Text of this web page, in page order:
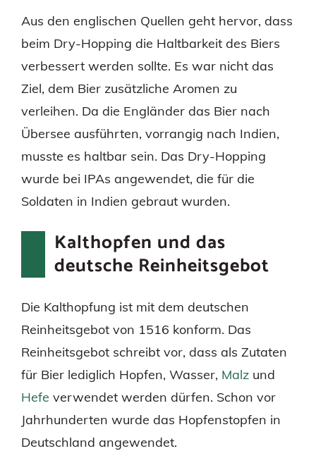
Aus den englischen Quellen geht hervor, dass
beim Dry-Hopping die Haltbarkeit des Biers
verbessert werden sollte. Es war nicht das
Ziel, dem Bier zusätzliche Aromen zu
verleihen. Da die Engländer das Bier nach
Übersee ausführten, vorrangig nach Indien,
musste es haltbar sein. Das Dry-Hopping
wurde bei IPAs angewendet, die für die
Soldaten in Indien gebraut wurden.
Kalthopfen und das
deutsche Reinheitsgebot
Die Kalthopfung ist mit dem deutschen
Reinheitsgebot von 1516 konform. Das
Reinheitsgebot schreibt vor, dass als Zutaten
für Bier lediglich Hopfen, Wasser, Malz und
Hefe verwendet werden dürfen. Schon vor
Jahrhunderten wurde das Hopfenstopfen in
Deutschland angewendet.